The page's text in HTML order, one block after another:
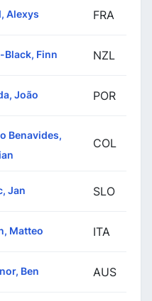
Alexys FRA
Black, Finn NZL
João POR
Benavides,
COL
Jan SLO
Matteo ITA
Ben AUS